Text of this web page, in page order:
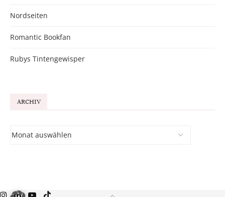
Nordseiten
Romantic Bookfan
Rubys Tintengewisper
ARCHIV